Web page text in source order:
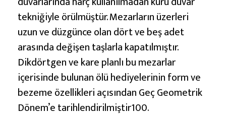
tekniğiyle örülmüştür. Mezarların üzerleri
uzun ve düzgünce olan dört ve beş adet
arasında değişen taşlarla kapatılmıştır.
Dikdörtgen ve kare planlı bu mezarlar
içerisinde bulunan ölü hediyelerinin form ve
bezeme özellikleri açısından Geç Geometrik
Dönem’e tarihlendirilmiştir100.